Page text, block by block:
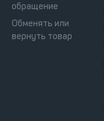
обращение
Обменять или
вернуть товар